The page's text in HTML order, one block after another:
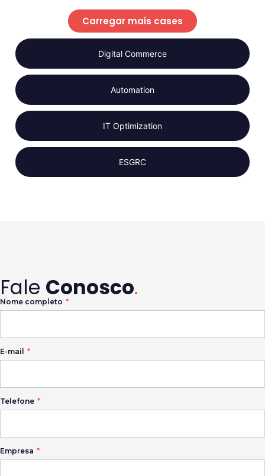
Digital Commerce
Automation
IT Optimization
ESGRC
Carregar mais cases
Fale Conosco.
Nome completo
E-mail
Telefone
Empresa